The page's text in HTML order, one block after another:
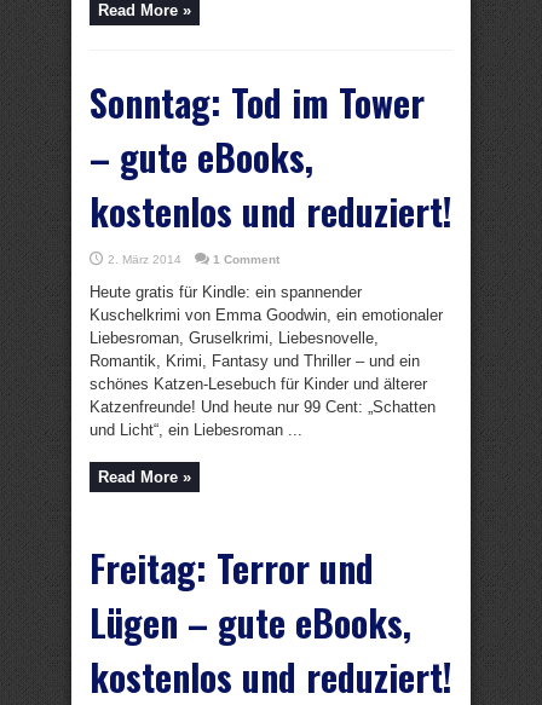
Read More »
Sonntag: Tod im Tower
– gute eBooks,
kostenlos und reduziert!
2. März 2014 1 Comment
Heute gratis für Kindle: ein spannender
Kuschelkrimi von Emma Goodwin, ein emotionaler
Liebesroman, Gruselkrimi, Liebesnovelle,
Romantik, Krimi, Fantasy und Thriller – und ein
schönes Katzen-Lesebuch für Kinder und älterer
Katzenfreunde! Und heute nur 99 Cent: „Schatten
und Licht“, ein Liebesroman ...
Read More »
Freitag: Terror und
Lügen – gute eBooks,
kostenlos und reduziert!